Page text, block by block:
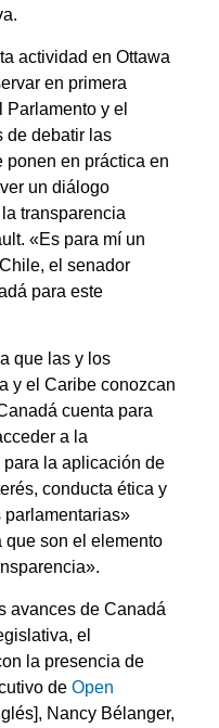
actividad en Ottawa
en primera
y el
de debatir las
ponen en práctica en
un diálogo
transparencia
«Es para mí un
el senador
para este
que las y los
y el Caribe conozcan
cuenta para
a la
la aplicación de
conducta ética y
parlamentarias»
que son el elemento
avances de Canadá
el
la presencia de
de Open
Nancy Bélanger,